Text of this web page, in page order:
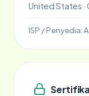
United States
ISP / Penyedia: